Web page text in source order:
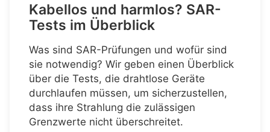
Kabellos und harmlos? SAR-
Tests im Überblick
Was sind SAR-Prüfungen und wofür sind
sie notwendig? Wir geben einen Überblick
über die Tests, die drahtlose Geräte
durchlaufen müssen, um sicherzustellen,
dass ihre Strahlung die zulässigen
Grenzwerte nicht überschreitet.